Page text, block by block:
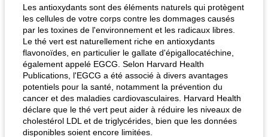
Les antioxydants sont des éléments naturels qui protègent
les cellules de votre corps contre les dommages causés
par les toxines de l'environnement et les radicaux libres.
Le thé vert est naturellement riche en antioxydants
flavonoïdes, en particulier le gallate d'épigallocatéchine,
également appelé EGCG. Selon Harvard Health
Publications, l'EGCG a été associé à divers avantages
potentiels pour la santé, notamment la prévention du
cancer et des maladies cardiovasculaires. Harvard Health
déclare que le thé vert peut aider à réduire les niveaux de
cholestérol LDL et de triglycérides, bien que les données
disponibles soient encore limitées.